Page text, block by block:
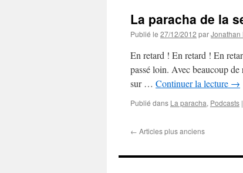
La paracha de la
Publié le 27/12/2012 parJonathan
En retard ! En retard ! En
passé loin. Avec beaucoup
sur … Continuer la lecture →
Publié dans La paracha, Podcasts |
← Articles plus anciens